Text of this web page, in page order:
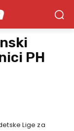
PH
Lige za